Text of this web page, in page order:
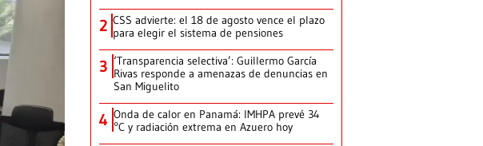
2 CSS advierte: el 18 de agosto vence el plazo
para elegir el sistema de pensiones
3 ‘Transparencia selectiva’: Guillermo García
Rivas responde a amenazas de denuncias en
San Miguelito
4 Onda de calor en Panamá: IMHPA prevé 34
°C y radiación extrema en Azuero hoy